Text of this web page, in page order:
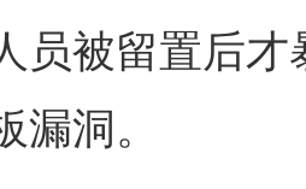
员被留置后
漏洞。